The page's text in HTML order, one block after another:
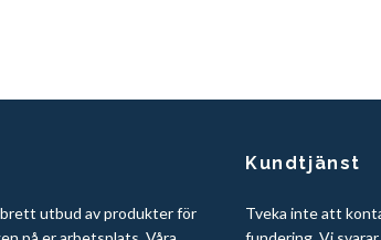
utbud av produkter för
Kundtjänst
Tveka inte att